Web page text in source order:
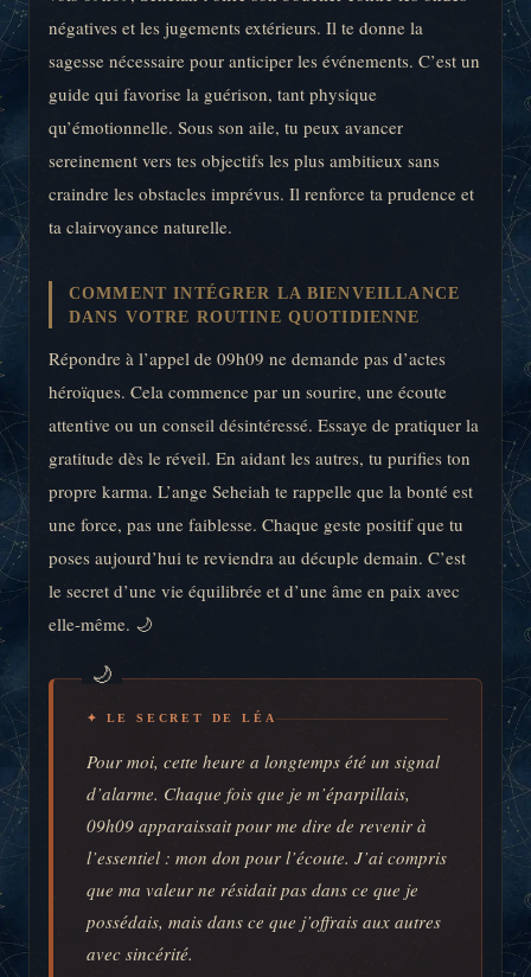
négatives et les jugements extérieurs. Il te donne la
sagesse nécessaire pour anticiper les événements. C’est un
guide qui favorise la guérison, tant physique
qu’émotionnelle. Sous son aile, tu peux avancer
sereinement vers tes objectifs les plus ambitieux sans
craindre les obstacles imprévus. Il renforce ta prudence et
ta clairvoyance naturelle.
COMMENT INTÉGRER LA BIENVEILLANCE
DANS VOTRE ROUTINE QUOTIDIENNE
Répondre à l’appel de 09h09 ne demande pas d’actes
héroïques. Cela commence par un sourire, une écoute
attentive ou un conseil désintéressé. Essaye de pratiquer la
gratitude dès le réveil. En aidant les autres, tu purifies ton
propre karma. L’ange Seheiah te rappelle que la bonté est
une force, pas une faiblesse. Chaque geste positif que tu
poses aujourd’hui te reviendra au décuple demain. C’est
le secret d’une vie équilibrée et d’une âme en paix avec
elle-même. 🌙
✦ LE SECRET DE LÉA
Pour moi, cette heure a longtemps été un signal
d’alarme. Chaque fois que je m’éparpillais,
09h09 apparaissait pour me dire de revenir à
l’essentiel : mon don pour l’écoute. J’ai compris
que ma valeur ne résidait pas dans ce que je
possédais, mais dans ce que j’offrais aux autres
avec sincérité.